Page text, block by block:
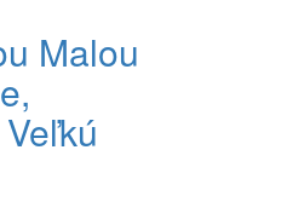
Malou